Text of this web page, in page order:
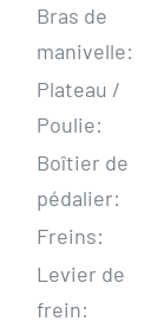
Bras de
manivelle:
Plateau /
Poulie:
Boîtier de
pédalier:
Freins:
Levier de
frein: